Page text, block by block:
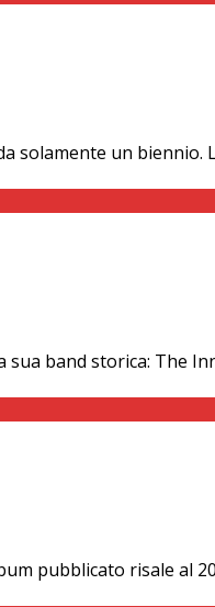
solamente un
band storica: The
pubblicato risale al